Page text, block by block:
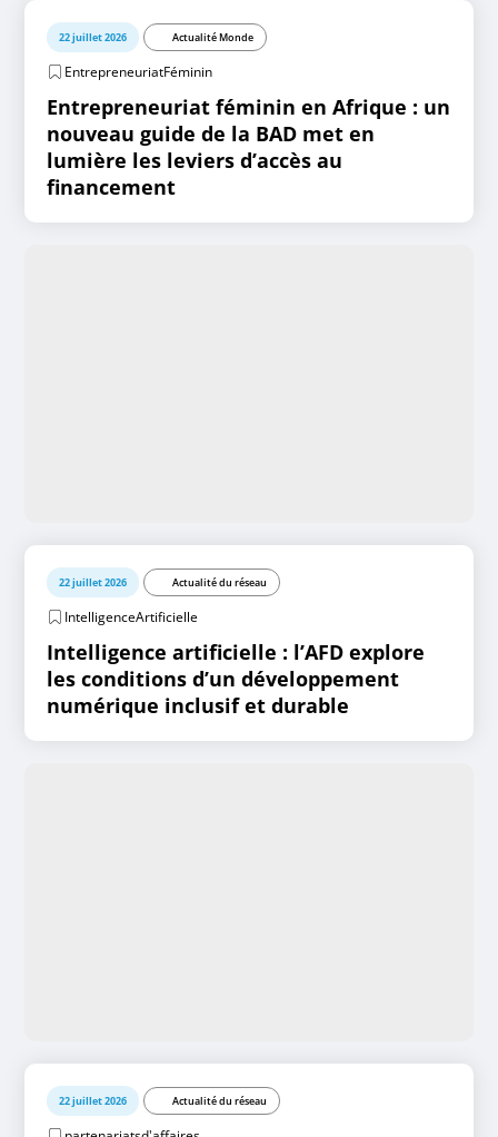
22 juillet 2026 Actualité Monde
EntrepreneuriatFéminin
Entrepreneuriat féminin en Afrique : un
nouveau guide de la BAD met en
lumière les leviers d’accès au
financement
22 juillet 2026 Actualité du réseau
IntelligenceArtificielle
Intelligence artificielle : l’AFD explore
les conditions d’un développement
numérique inclusif et durable
22 juillet 2026 Actualité du réseau